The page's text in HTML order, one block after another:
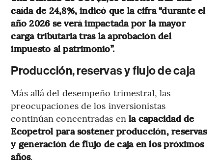
caída de 24,8%, indicó que la cifra “durante el
año 2026 se verá impactada por la mayor
carga tributaria tras la aprobación del
impuesto al patrimonio”.
Producción, reservas y flujo de caja
Más allá del desempeño trimestral, las
preocupaciones de los inversionistas
continúan concentradas en la capacidad de
Ecopetrol para sostener producción, reservas
y generación de flujo de caja en los próximos
años.